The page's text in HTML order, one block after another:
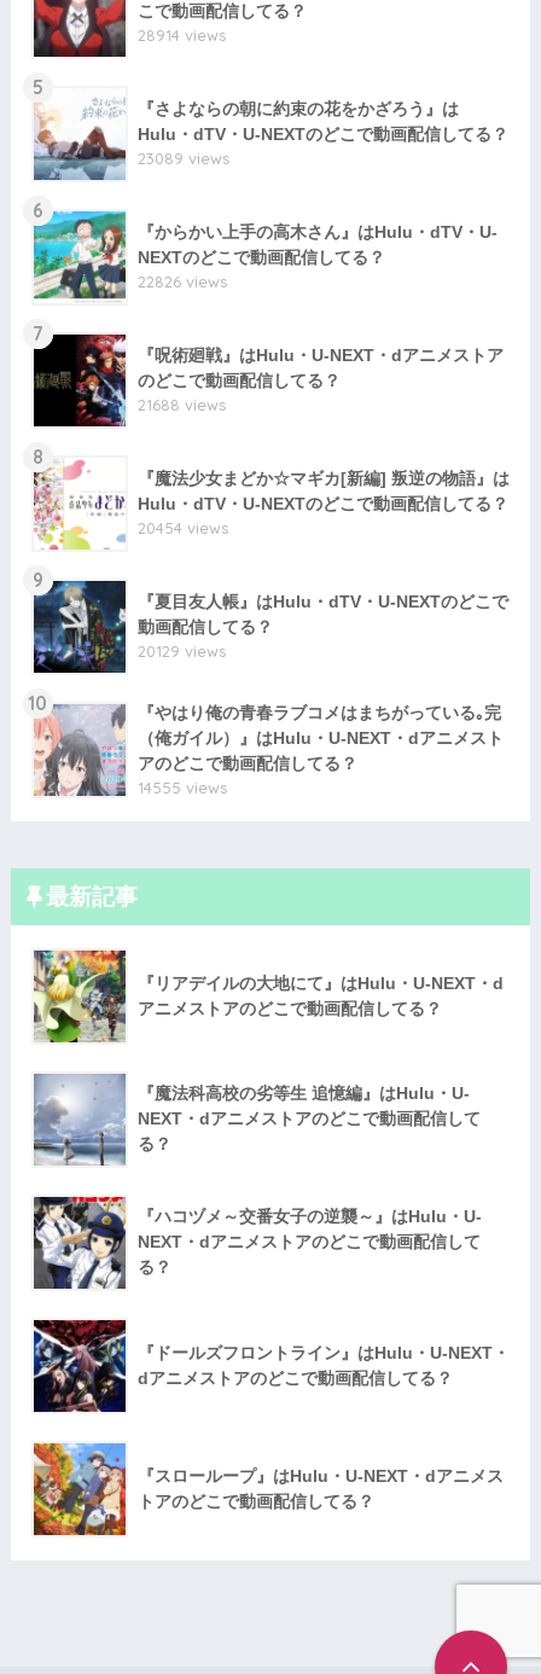
こで動画配信してる？
28914 views
5
『さよならの朝に約束の花をかざろう』は
Hulu・dTV・U-NEXTのどこで動画配信してる？
23089 views
6
『からかい上手の高木さん』はHulu・dTV・U-
NEXTのどこで動画配信してる？
22826 views
7
『呪術廻戦』はHulu・U-NEXT・dアニメストア
のどこで動画配信してる？
21688 views
8
『魔法少女まどか☆マギカ[新編] 叛逆の物語』は
Hulu・dTV・U-NEXTのどこで動画配信してる？
20454 views
9
『夏目友人帳』はHulu・dTV・U-NEXTのどこで
動画配信してる？
20129 views
10
『やはり俺の青春ラブコメはまちがっている｡完
（俺ガイル）』はHulu・U-NEXT・dアニメスト
アのどこで動画配信してる？
14555 views
最新記事
『リアデイルの大地にて』はHulu・U-NEXT・d
アニメストアのどこで動画配信してる？
『魔法科高校の劣等生 追憶編』はHulu・U-
NEXT・dアニメストアのどこで動画配信して
る？
『ハコヅメ～交番女子の逆襲～』はHulu・U-
NEXT・dアニメストアのどこで動画配信して
る？
『ドールズフロントライン』はHulu・U-NEXT・
dアニメストアのどこで動画配信してる？
『スローループ』はHulu・U-NEXT・dアニメス
トアのどこで動画配信してる？